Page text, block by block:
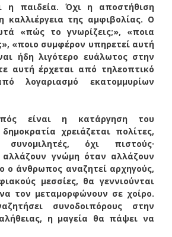
η παιδεία. Όχι η αποστήθιση
της αμφιβολίας. Ο
«πώς το γνωρίζεις;», «ποια
«ποιο συμφέρον υπηρετεί αυτή
ήδη λιγότερο ευάλωτος στην
αυτή έρχεται από τηλεοπτικό
λογαριασμό εκατομμυρίων
είναι η κατάργηση του
χρειάζεται πολίτες,
όχι πιστούς·
γνώμη όταν αλλάζουν
ο άνθρωπος αναζητεί αρχηγούς,
μεσσίες, θα γεννιούνται
τον μεταμορφώνουν σε χοίρο.
συνοδοιπόρους στην
η μαγεία θα πάψει να